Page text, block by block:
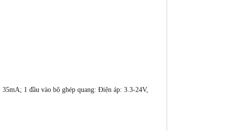
1 đầu vào bộ ghép quang: Điện áp: 3.3-24V,